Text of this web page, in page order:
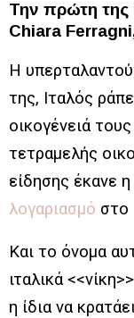
Την πρώτη της
Chiara
Η
της, Ιταλός
οικογένειά
τετραμελής
είδησης έκανε
λογαριασμό στο
Και το όνομα
ιταλικά
η ίδια να